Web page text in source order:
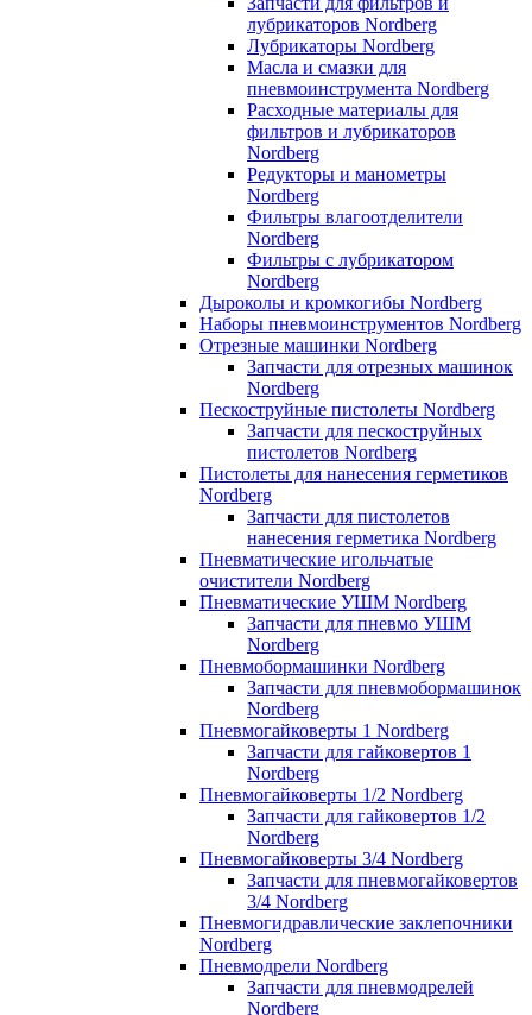
лубрикаторов Nordberg
Лубрикаторы Nordberg
Масла и смазки для
пневмоинструмента Nordberg
Расходные материалы для
фильтров и лубрикаторов
Nordberg
Редукторы и манометры
Nordberg
Фильтры влагоотделители
Nordberg
Фильтры с лубрикатором
Nordberg
Дыроколы и кромкогибы Nordberg
Наборы пневмоинструментов Nordberg
Отрезные машинки Nordberg
Запчасти для отрезных машинок
Nordberg
Пескоструйные пистолеты Nordberg
Запчасти для пескоструйных
пистолетов Nordberg
Пистолеты для нанесения герметиков
Nordberg
Запчасти для пистолетов
нанесения герметика Nordberg
Пневматические игольчатые
очистители Nordberg
Пневматические УШМ Nordberg
Запчасти для пневмо УШМ
Nordberg
Пневмобормашинки Nordberg
Запчасти для пневмобормашинок
Nordberg
Пневмогайковерты 1 Nordberg
Запчасти для гайковертов 1
Nordberg
Пневмогайковерты 1/2 Nordberg
Запчасти для гайковертов 1/2
Nordberg
Пневмогайковерты 3/4 Nordberg
Запчасти для пневмогайковертов
3/4 Nordberg
Пневмогидравлические заклепочники
Nordberg
Пневмодрели Nordberg
Запчасти для пневмодрелей
Nordberg